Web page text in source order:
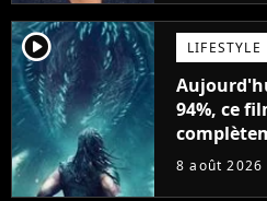
player2 LIFESTYLE
94%, ce
science-
8 août 2026